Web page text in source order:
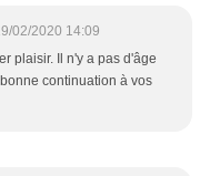
02/2020 14:09
plaisir. Il n'y a pas d'âge
continuation à vos